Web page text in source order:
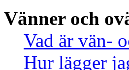
Vänner och
Vad är vän-
Hur lägger